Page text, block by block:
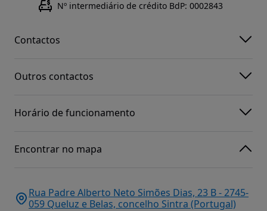
Nº intermediário de crédito BdP: 0002843
Contactos
Outros contactos
Horário de funcionamento
Encontrar no mapa
Rua Padre Alberto Neto Simões Dias, 23 B - 2745-
059 Queluz e Belas, concelho Sintra (Portugal)